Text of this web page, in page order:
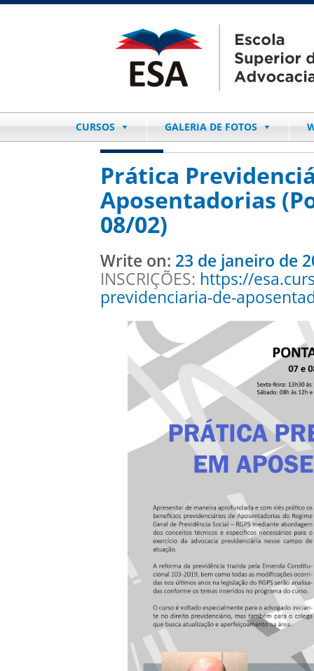
CURSOS GALERIA DE FOTOS
Prática
Aposentadorias
08/02)
Write on: 23 de janeiro de
INSCRIÇÕES: https://
previdenciaria-de-